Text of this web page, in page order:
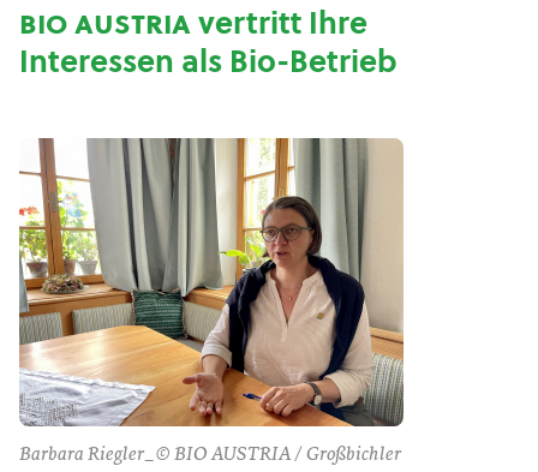
bio austriavertritt Ihre
Interessen als Bio-Betrieb
Barbara Riegler_© BIO AUSTRIA / Großbichler